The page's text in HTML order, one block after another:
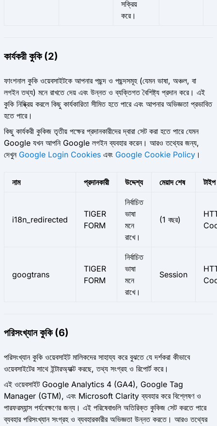
সক্রিয়
করে।
কার্যকরী কুকি (2)
ফাংশনাল কুকি ওয়েবসাইটকে আপনার পছন্দ ও পছন্দসমূহ (যেমন ভাষা, অঞ্চল, বা
লগইন তথ্য) মনে রাখতে দেয় এবং উন্নত ও ব্যক্তিগত বৈশিষ্ট্য প্রদান করে। এই
কুকি নিষ্ক্রিয় করলে কিছু কার্যকারিতা সীমিত হতে পারে এবং আপনার অভিজ্ঞতা প্রভাবিত
হতে পারে।
কিছু কার্যকরী কুকিজ তৃতীয় পক্ষের প্রদানকারীদের দ্বারা সেট করা হতে পারে যেমন
Google যখন আপনি Google লগইন ব্যবহার করেন। আরও তথ্যের জন্য,
দেখুন Google Login Cookies এবং Google Cookie Policy ।
নাম প্রদানকারী উদ্দেশ্য মেয়াদ শেষ টাইপ
i18n_redirected
TIGER
FORM
নির্বাচিত
ভাষা
মনে
রাখে।
(1 বছর)
googtrans
TIGER
FORM
নির্বাচিত
ভাষা
মনে
রাখে।
Session
পরিসংখ্যান কুকি (6)
পরিসংখ্যান কুকি ওয়েবসাইট মালিকদের সাহায্য করে বুঝতে যে দর্শকরা কীভাবে
ওয়েবসাইটের সাথে ইন্টারঅ্যাক্ট করছে, তথ্য সংগ্রহ ও রিপোর্ট করে।
এই ওয়েবসাইট Google Analytics 4 (GA4), Google Tag
Manager (GTM), এবং Microsoft Clarity ব্যবহার করে বিশ্লেষণ ও
পারফরম্যান্স পর্যবেক্ষণের জন্য। এই পরিষেবাগুলি অতিরিক্ত কুকিজ সেট করতে পারে
ব্যবহার পরিসংখ্যান সংগ্রহ ও ব্যবহারকারীর অভিজ্ঞতা উন্নত করতে। আরও তথ্যের